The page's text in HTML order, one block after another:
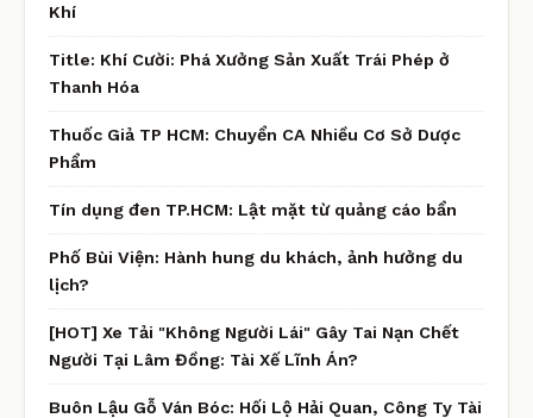
Khí
Title: Khí Cười: Phá Xưởng Sản Xuất Trái Phép ở
Thanh Hóa
Thuốc Giả TP HCM: Chuyển CA Nhiều Cơ Sở Dược
Phẩm
Tín dụng đen TP.HCM: Lật mặt từ quảng cáo bẩn
Phố Bùi Viện: Hành hung du khách, ảnh hưởng du
lịch?
[HOT] Xe Tải "Không Người Lái" Gây Tai Nạn Chết
Người Tại Lâm Đồng: Tài Xế Lĩnh Án?
Buôn Lậu Gỗ Ván Bóc: Hối Lộ Hải Quan, Công Ty Tài